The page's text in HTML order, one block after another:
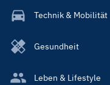
Technik & Mobilität
Gesundheit
Leben & Lifestyle